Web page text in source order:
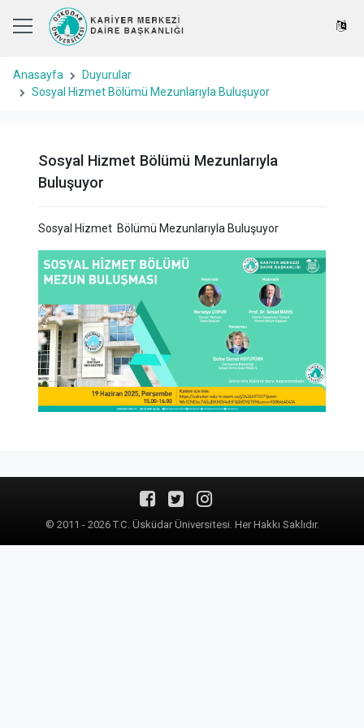
Anasayfa
Duyurular
Sosyal Hizmet Bölümü Mezunlarıyla Buluşuyor
Sosyal Hizmet Bölümü Mezunlarıyla
Buluşuyor
Sosyal Hizmet Bölümü Mezunlarıyla Buluşuyor
© 2011 - 2026 T.C. Üsküdar Üniversitesi. Her Hakkı Saklıdır.